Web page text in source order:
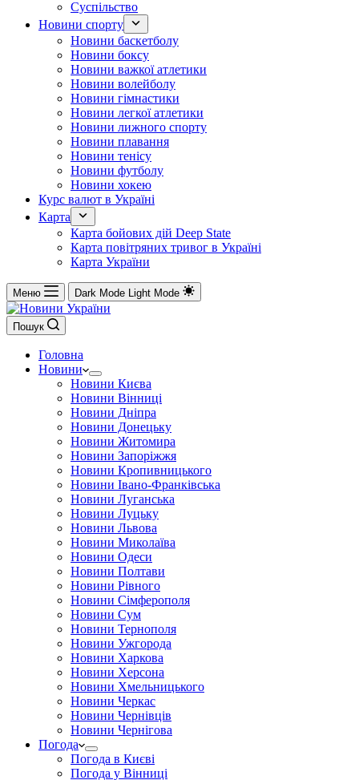
Суспільство
Новини спорту
Новини баскетболу
Новини боксу
Новини важкої атлетики
Новини волейболу
Новини гімнастики
Новини легкої атлетики
Новини лижного спорту
Новини плавання
Новини тенісу
Новини футболу
Новини хокею
Курс валют в Україні
Карта
Карта бойових дій Deep State
Карта повітряних тривог в Україні
Карта України
Меню Dark Mode Light Mode
Пошук
Головна
Новини
Новини Києва
Новини Вінниці
Новини Дніпра
Новини Донецьку
Новини Житомира
Новини Запоріжжя
Новини Кропивницького
Новини Івано-Франківська
Новини Луганська
Новини Луцьку
Новини Львова
Новини Миколаїва
Новини Одеси
Новини Полтави
Новини Рівного
Новини Сімферополя
Новини Сум
Новини Тернополя
Новини Ужгорода
Новини Харкова
Новини Херсона
Новини Хмельницького
Новини Черкас
Новини Чернівців
Новини Чернігова
Погода
Погода в Києві
Погода у Вінниці